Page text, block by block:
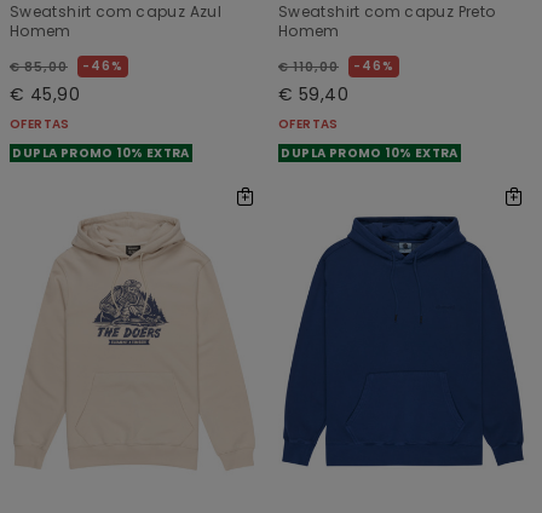
Sweatshirt com capuz Azul
Homem
€ 85,00 46%
€ 45,90
OFERTAS
DUPLA PROMO 10% EXTRA
Sweatshirt com capuz Preto
Homem
€ 110,00 46%
€ 59,40
OFERTAS
DUPLA PROMO 10% EXTRA